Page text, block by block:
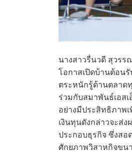
นางสาวรื่นวดี สุวรร
โอกาสเปิดบ้านต้อนรั
ตระหนักรู้ด้านตลาด
ร่วมกับสมาพันธ์เอส
อย่างมีประสิทธิภาพ
เงินทุนดังกล่าวจะส่
ประกอบธุรกิจ ซึ่งส
ศักยภาพวิสาหกิจขน